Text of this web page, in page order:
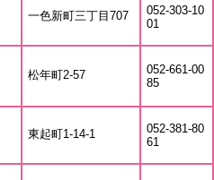
一色新町三丁目707
052-303-10
01
松年町2-57
052-661-00
85
東起町1-14-1
052-381-80
61